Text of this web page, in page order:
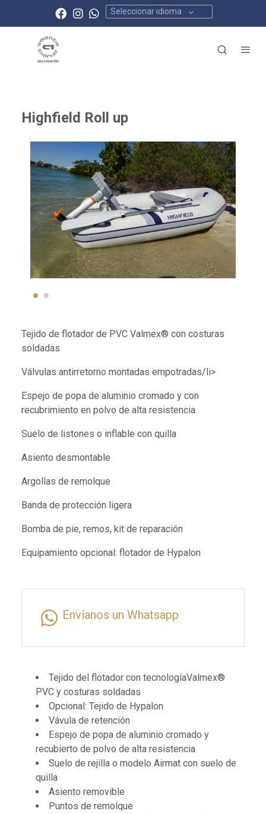
Seleccionar idioma
Highfield Roll up
Tejido de flotador de PVC Valmex® con costuras
soldadas
Válvulas antirretorno montadas empotradas/li>
Espejo de popa de aluminio cromado y con
recubrimiento en polvo de alta resistencia
Suelo de listones o inflable con quilla
Asiento desmontable
Argollas de remolque
Banda de protección ligera
Bomba de pie, remos, kit de reparación
Equipamiento opcional: flotador de Hypalon
Envíanos un Whatsapp
Tejido del flotador con tecnologíaValmex®
PVC y costuras soldadas
Opcional: Tejido de Hypalon
Vávula de retención
Espejo de popa de aluminio cromado y
recubierto de polvo de alta resistencia
Suelo de rejilla o modelo Airmat con suelo de
quilla
Asiento removible
Puntos de remolque